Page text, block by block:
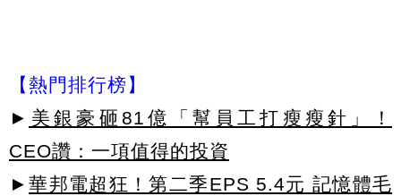
【熱門排行榜】
► 美銀豪砸81億「幫員工打瘦瘦針」！
CEO讚：一項值得的投資
► 華邦電超狂！第二季EPS 5.4元 記憶體毛